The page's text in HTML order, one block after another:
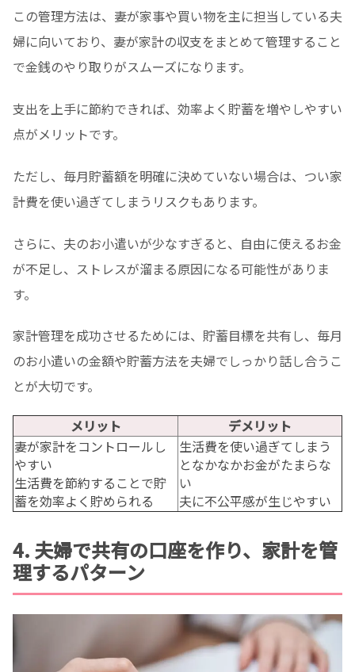
この管理方法は、妻が家事や買い物を主に担当している夫
婦に向いており、妻が家計の収支をまとめて管理すること
で金銭のやり取りがスムーズになります。
支出を上手に節約できれば、効率よく貯蓄を増やしやすい
点がメリットです。
ただし、毎月貯蓄額を明確に決めていない場合は、つい家
計費を使い過ぎてしまうリスクもあります。
さらに、夫のお小遣いが少なすぎると、自由に使えるお金
が不足し、ストレスが溜まる原因になる可能性がありま
す。
家計管理を成功させるためには、貯蓄目標を共有し、毎月
のお小遣いの金額や貯蓄方法を夫婦でしっかり話し合うこ
とが大切です。
メリット
デメリット
妻が家計をコントロールし
やすい
生活費を節約することで貯
蓄を効率よく貯められる
生活費を使い過ぎてしまう
となかなかお金がたまらな
い
夫に不公平感が生じやすい
4. 夫婦で共有の口座を作り、家計を管
理するパターン